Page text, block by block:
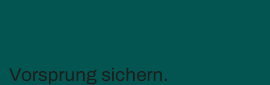
Vorsprung sichern.